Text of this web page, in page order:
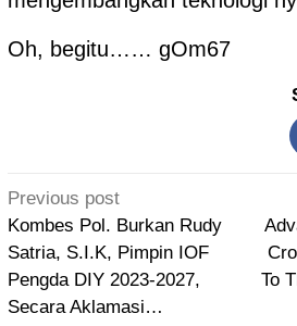
Oh, begitu…… gOm67
Post
navigation
Previous post
Kombes Pol. Burkan Rudy
Satria, S.I.K, Pimpin IOF
Pengda DIY 2023-2027,
Secara Aklamasi…
To